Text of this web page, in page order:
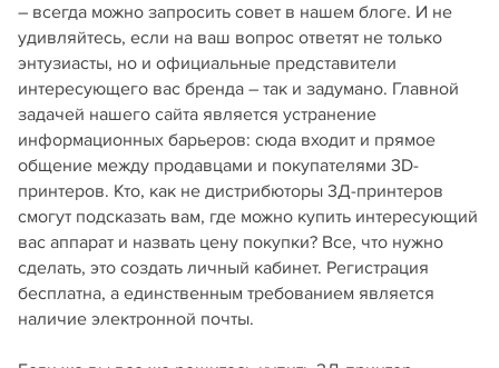
– всегда можно запросить совет в нашем блоге. И не
удивляйтесь, если на ваш вопрос ответят не только
энтузиасты, но и официальные представители
интересующего вас бренда – так и задумано. Главной
задачей нашего сайта является устранение
информационных барьеров: сюда входит и прямое
общение между продавцами и покупателями 3D-
принтеров. Кто, как не дистрибюторы 3Д-принтеров
смогут подсказать вам, где можно купить интересующий
вас аппарат и назвать цену покупки? Все, что нужно
сделать, это создать личный кабинет. Регистрация
бесплатна, а единственным требованием является
наличие электронной почты.